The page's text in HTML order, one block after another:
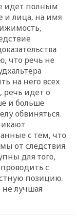
идет полным
и лица, на имя
что речь не
на него всех
речь идет о
и больше
обвиняться.
с тем, что
от следствия
для того,
с
позицию.
не лучшая